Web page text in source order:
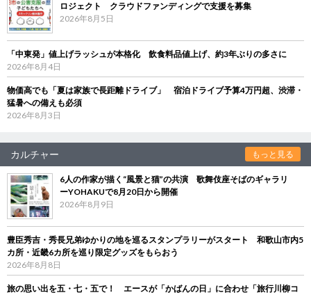
ロジェクト クラウドファンディングで支援を募集
2026年8月5日
「中東発」値上げラッシュが本格化 飲食料品値上げ、約3年ぶりの多さに
2026年8月4日
物価高でも「夏は家族で長距離ドライブ」 宿泊ドライブ予算4万円超、渋滞・
猛暑への備えも必須
2026年8月3日
カルチャー もっと見る
6人の作家が描く“風景と猫”の共演 歌舞伎座そばのギャラリ
ーYOHAKUで8月20日から開催
2026年8月9日
豊臣秀吉・秀長兄弟ゆかりの地を巡るスタンプラリーがスタート 和歌山市内5
カ所・近畿6カ所を巡り限定グッズをもらおう
2026年8月8日
旅の思い出を五・七・五で！ エースが「かばんの日」に合わせ「旅行川柳コ